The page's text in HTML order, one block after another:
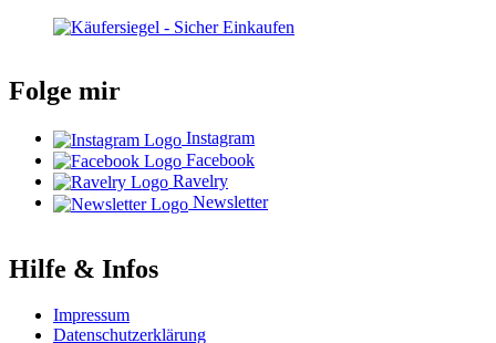
Folge mir
Instagram
Facebook
Ravelry
Newsletter
Hilfe & Infos
Impressum
Datenschutzerklärung